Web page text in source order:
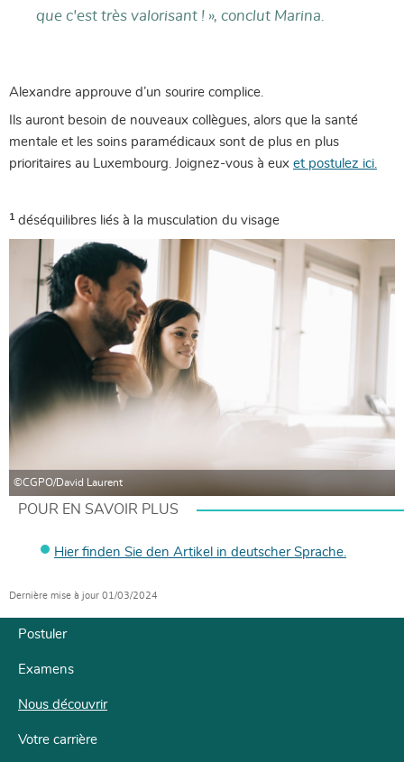
que c'est très valorisant ! », conclut Marina.
Alexandre approuve d’un sourire complice.
Ils auront besoin de nouveaux collègues, alors que la santé
mentale et les soins paramédicaux sont de plus en plus
prioritaires au Luxembourg. Joignez-vous à eux et postulez ici.
1 déséquilibres liés à la musculation du visage
©CGPO/David Laurent
POUR EN SAVOIR PLUS
Hier finden Sie den Artikel in deutscher Sprache.
Dernière mise à jour 01/03/2024
Menu
de
navigation
Postuler
Examens
Nous découvrir
Votre carrière